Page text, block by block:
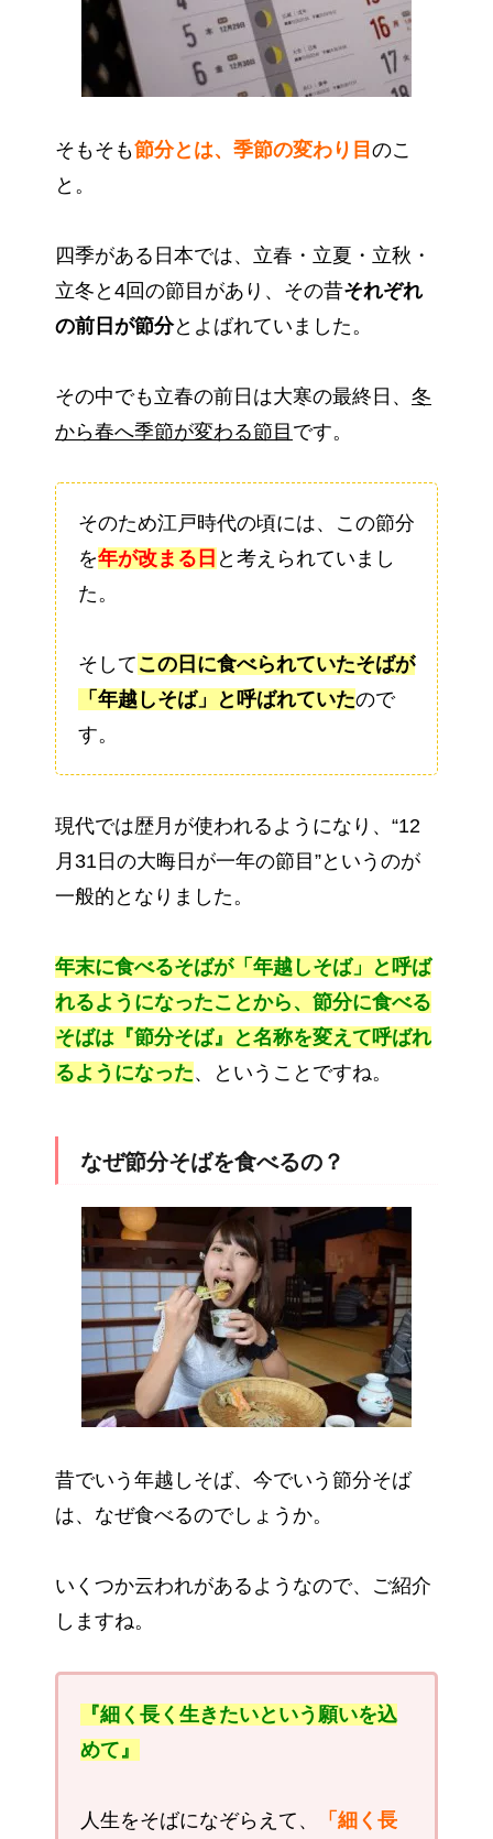
そもそも節分とは、季節の変わり目 のこ
と。
四季がある日本では、立春・立夏・立秋・
立冬と4回の節目があり、その昔それぞれ
の前日が節分とよばれていました。
その中でも立春の前日は大寒の最終日、 冬
から春へ季節が変わる節目 です。
そのため江戸時代の頃には、この節分
を年が改まる日 と考えられていまし
た。
そして この日に食べられていたそばが
「年越しそば」と呼ばれていたので
す。
現代では歴月が使われるようになり、“12
月31日の大晦日が一年の節目”というのが
一般的となりました。
年末に食べるそばが「年越しそば」と呼ば
れるようになったことから、節分に食べる
そばは『節分そば』と名称を変えて呼ばれ
るようになった、ということですね。
なぜ節分そばを食べるの？
昔でいう年越しそば、今でいう節分そば
は、なぜ食べるのでしょうか。
いくつか云われがあるようなので、ご紹介
しますね。
『細く長く生きたいという願いを込
めて』
人生をそばになぞらえて、
「細く長